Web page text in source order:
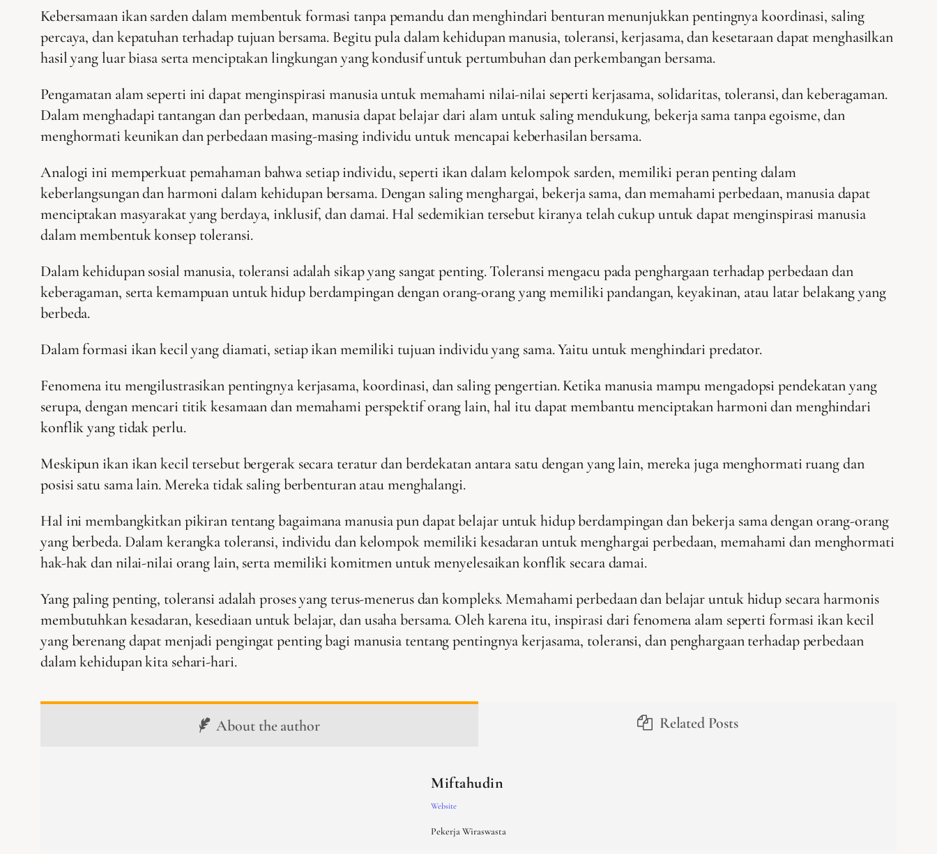
Kebersamaan ikan sarden dalam membentuk formasi tanpa pemandu dan menghindari benturan menunjukkan pentingnya koordinasi, saling
percaya, dan kepatuhan terhadap tujuan bersama. Begitu pula dalam kehidupan manusia, toleransi, kerjasama, dan kesetaraan dapat menghasilkan
hasil yang luar biasa serta menciptakan lingkungan yang kondusif untuk pertumbuhan dan perkembangan bersama.
Pengamatan alam seperti ini dapat menginspirasi manusia untuk memahami nilai-nilai seperti kerjasama, solidaritas, toleransi, dan keberagaman.
Dalam menghadapi tantangan dan perbedaan, manusia dapat belajar dari alam untuk saling mendukung, bekerja sama tanpa egoisme, dan
menghormati keunikan dan perbedaan masing-masing individu untuk mencapai keberhasilan bersama.
Analogi ini memperkuat pemahaman bahwa setiap individu, seperti ikan dalam kelompok sarden, memiliki peran penting dalam
keberlangsungan dan harmoni dalam kehidupan bersama. Dengan saling menghargai, bekerja sama, dan memahami perbedaan, manusia dapat
menciptakan masyarakat yang berdaya, inklusif, dan damai. Hal sedemikian tersebut kiranya telah cukup untuk dapat menginspirasi manusia
dalam membentuk konsep toleransi.
Dalam kehidupan sosial manusia, toleransi adalah sikap yang sangat penting. Toleransi mengacu pada penghargaan terhadap perbedaan dan
keberagaman, serta kemampuan untuk hidup berdampingan dengan orang-orang yang memiliki pandangan, keyakinan, atau latar belakang yang
berbeda.
Dalam formasi ikan kecil yang diamati, setiap ikan memiliki tujuan individu yang sama. Yaitu untuk menghindari predator.
Fenomena itu mengilustrasikan pentingnya kerjasama, koordinasi, dan saling pengertian. Ketika manusia mampu mengadopsi pendekatan yang
serupa, dengan mencari titik kesamaan dan memahami perspektif orang lain, hal itu dapat membantu menciptakan harmoni dan menghindari
konflik yang tidak perlu.
Meskipun ikan ikan kecil tersebut bergerak secara teratur dan berdekatan antara satu dengan yang lain, mereka juga menghormati ruang dan
posisi satu sama lain. Mereka tidak saling berbenturan atau menghalangi.
Hal ini membangkitkan pikiran tentang bagaimana manusia pun dapat belajar untuk hidup berdampingan dan bekerja sama dengan orang-orang
yang berbeda. Dalam kerangka toleransi, individu dan kelompok memiliki kesadaran untuk menghargai perbedaan, memahami dan menghormati
hak-hak dan nilai-nilai orang lain, serta memiliki komitmen untuk menyelesaikan konflik secara damai.
Yang paling penting, toleransi adalah proses yang terus-menerus dan kompleks. Memahami perbedaan dan belajar untuk hidup secara harmonis
membutuhkan kesadaran, kesediaan untuk belajar, dan usaha bersama. Oleh karena itu, inspirasi dari fenomena alam seperti formasi ikan kecil
yang berenang dapat menjadi pengingat penting bagi manusia tentang pentingnya kerjasama, toleransi, dan penghargaan terhadap perbedaan
dalam kehidupan kita sehari-hari.
About the author Related Posts
Miftahudin
Website
Pekerja Wiraswasta